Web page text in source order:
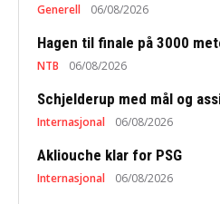
Generell 06/08/2026
Hagen til finale på 3000
NTB 06/08/2026
Schjelderup med mål og
Internasjonal 06/08/2026
Akliouche klar for PSG
Internasjonal 06/08/2026